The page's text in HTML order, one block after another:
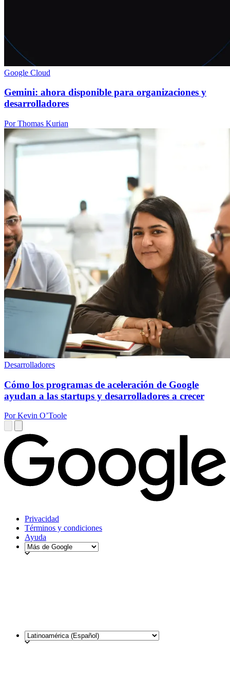
Google Cloud
Gemini: ahora disponible para organizaciones y
desarrolladores
Por Thomas Kurian
Desarrolladores
Cómo los programas de aceleración de Google
ayudan a las startups y desarrolladores a crecer
Por Kevin O’Toole
Privacidad
Términos y condiciones
Ayuda